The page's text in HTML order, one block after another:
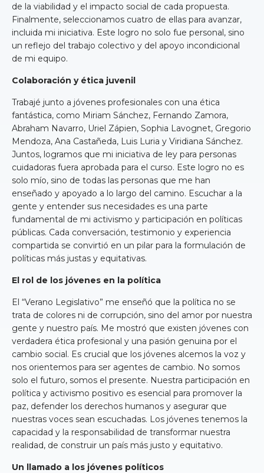
de la viabilidad y el impacto social de cada propuesta.
Finalmente, seleccionamos cuatro de ellas para avanzar,
incluida mi iniciativa. Este logro no solo fue personal, sino
un reflejo del trabajo colectivo y del apoyo incondicional
de mi equipo.
Colaboración y ética juvenil
Trabajé junto a jóvenes profesionales con una ética
fantástica, como Miriam Sánchez, Fernando Zamora,
Abraham Navarro, Uriel Zápien, Sophia Lavognet, Gregorio
Mendoza, Ana Castañeda, Luis Luria y Viridiana Sánchez.
Juntos, logramos que mi iniciativa de ley para personas
cuidadoras fuera aprobada para el curso. Este logro no es
solo mío, sino de todas las personas que me han
enseñado y apoyado a lo largo del camino. Escuchar a la
gente y entender sus necesidades es una parte
fundamental de mi activismo y participación en políticas
públicas. Cada conversación, testimonio y experiencia
compartida se convirtió en un pilar para la formulación de
políticas más justas y equitativas.
El rol de los jóvenes en la política
El “Verano Legislativo” me enseñó que la política no se
trata de colores ni de corrupción, sino del amor por nuestra
gente y nuestro país. Me mostró que existen jóvenes con
verdadera ética profesional y una pasión genuina por el
cambio social. Es crucial que los jóvenes alcemos la voz y
nos orientemos para ser agentes de cambio. No somos
solo el futuro, somos el presente. Nuestra participación en
política y activismo positivo es esencial para promover la
paz, defender los derechos humanos y asegurar que
nuestras voces sean escuchadas. Los jóvenes tenemos la
capacidad y la responsabilidad de transformar nuestra
realidad, de construir un país más justo y equitativo.
Un llamado a los jóvenes políticos